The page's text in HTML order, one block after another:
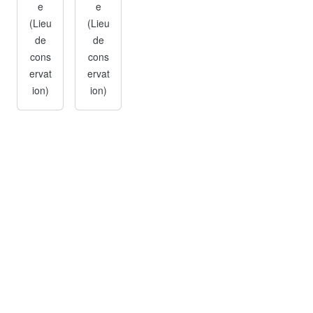
e
(Lieu
de
cons
ervat
ion)
e
(Lieu
de
cons
ervat
ion)